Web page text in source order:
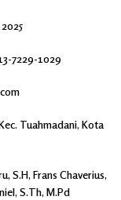
7229-1029
Tuahmadani, Kota
S.H, Frans Chaverius,
S.Th, M.Pd